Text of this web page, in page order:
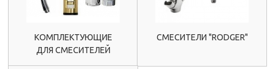
КОМПЛЕКТУЮЩИЕ
ДЛЯ СМЕСИТЕЛЕЙ
СМЕСИТЕЛИ "RODGER"